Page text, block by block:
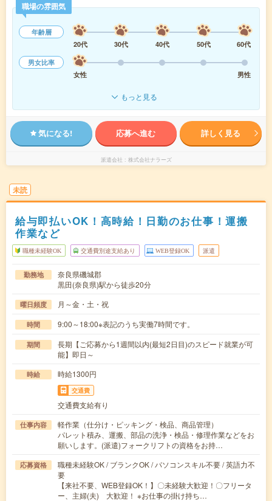
職場の雰囲気
年齢層
20代
30代 40代 50代
60代
男女比率
女性
男性
もっと見る
気になる! 応募へ進む 詳しく見る
派遣会社 株式会社ナラーズ
未読
給与即払いOK！高時給！日勤のお仕事！運搬
作業など
職種未経験OK 交通費別途支給あり WEB登録OK 派遣
勤務地
奈良県磯城郡
黒田(奈良県)駅から徒歩20分
曜日頻度 月～金・土・祝
時間 9:00～18:00※表記のうち実働7時間です。
期間
長期【ご応募から1週間以内(最短2日目)のスピード就業が可
能】即日～
時給 時給1300円
交通費
交通費支給有り
仕事内容
軽作業（仕分け・ピッキング・検品、商品管理）
パレット積み、運搬、部品の洗浄・検品・修理作業などをお
願いします。(派遣)フォークリフトの資格をお持…
応募資格
職種未経験OK / ブランクOK / パソコンスキル不要 / 英語力不
要
【来社不要、WEB登録OK！】〇未経験大歓迎！〇フリータ
ー、主婦(夫) 大歓迎！ ※お仕事の掛け持ち…